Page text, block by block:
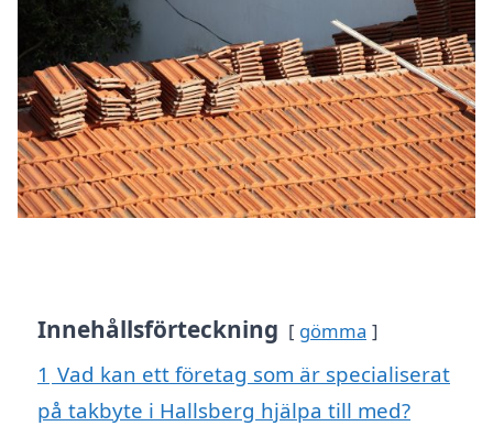
Innehållsförteckning gömma
1 Vad kan ett företag som är specialiserat
på takbyte i Hallsberg hjälpa till med?